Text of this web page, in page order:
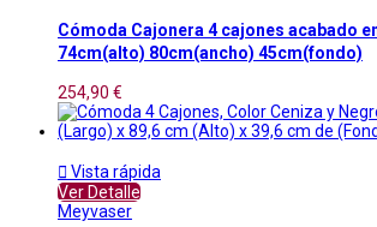
Cómoda Cajonera 4 cajones acabado
74cm(alto) 80cm(ancho) 45cm(fondo)
254,90 €
 Vista rápida
Ver Detalle
Meyvaser